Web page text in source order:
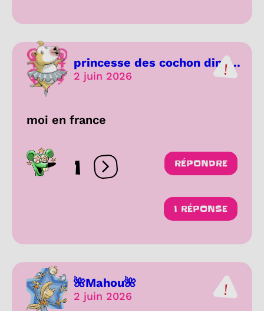
princesse des cochon dind...
2 juin 2026
moi en france
1 Ouvrir les réactions
RÉPONDRE
1 RÉPONSE
🌺Mahou🌺
2 juin 2026